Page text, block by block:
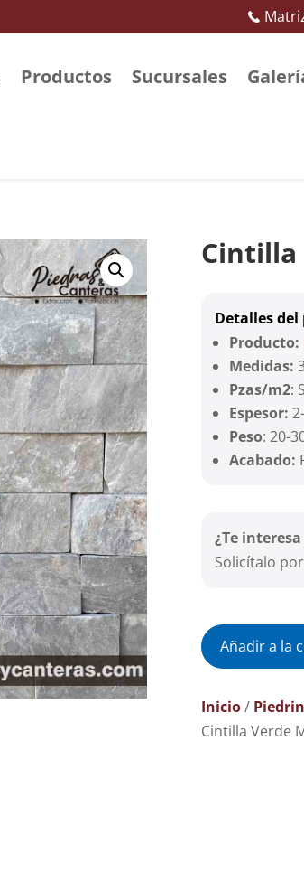
Productos Sucursales
Cintilla
Detalles
Producto:
Medidas:
Pzas/m2:
Espesor:
Peso: 20-
Acabado:
¿Te
Solicítalo
Añadir a la
Inicio/
Cintilla Verde